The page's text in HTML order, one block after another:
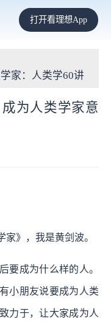
打开看理想App
家：人类学60讲
为人类学家意
》，我是黄剑波。
要成为什么样的人。
小朋友说要成为人类
力于，让大家成为人